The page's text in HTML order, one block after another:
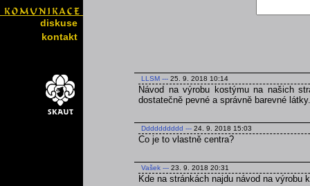
diskuse
kontakt
LLSM --- 25. 9. 2018 10:14
Návod na výrobu kostýmu na našich
dostatečně pevné a správně barevné látky.
Dddddddddd --- 24. 9. 2018 15:03
Co je to vlastně centra?
Vašek --- 23. 9. 2018 20:31
Kde na stránkách najdu návod na výrobu